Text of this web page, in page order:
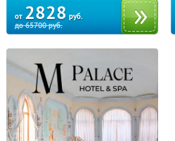
от 2828 руб.
до65700руб.